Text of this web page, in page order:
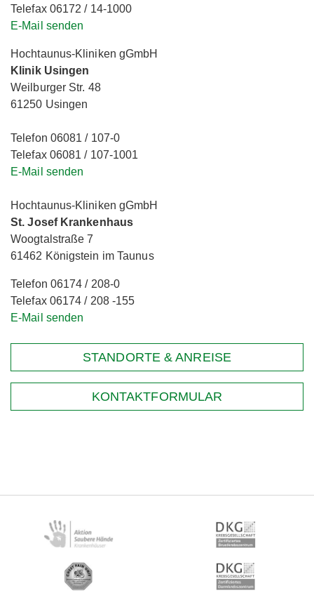
Telefax 06172 / 14-1000
E-Mail senden
Hochtaunus-Kliniken gGmbH
Klinik Usingen
Weilburger Str. 48
61250 Usingen
Telefon 06081 / 107-0
Telefax 06081 / 107-1001
E-Mail senden
Hochtaunus-Kliniken gGmbH
St. Josef Krankenhaus
Woogtalstraße 7
61462 Königstein im Taunus
Telefon 06174 / 208-0
Telefax 06174 / 208 -155
E-Mail senden
STANDORTE & ANREISE
KONTAKTFORMULAR